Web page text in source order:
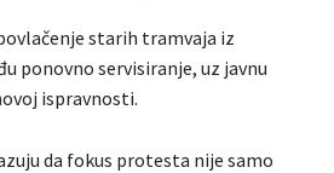
starih tramvaja iz
ponovno servisiranje, uz javnu
ispravnosti.
da fokus protesta nije samo